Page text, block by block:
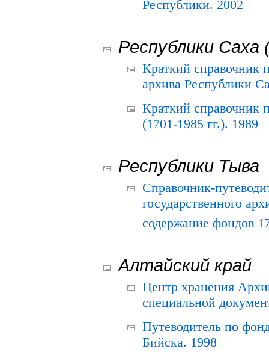
Республики. 2002
Республики Саха
Краткий справочник
архива Республики
Краткий
(1701-1985 гг.). 1989
Республики Тыва
Справочник-
государственного
содержание фондов
Алтайский край
Центр хранения
специальной
Путеводитель по
Бийска. 1998